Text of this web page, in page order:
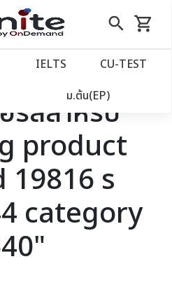
close
search
Skip
to
shopping_cart
รถเข็น
IELTS CU‑TEST
ม.ต้น(EP)
สสำหรับ
product
19816 s
category